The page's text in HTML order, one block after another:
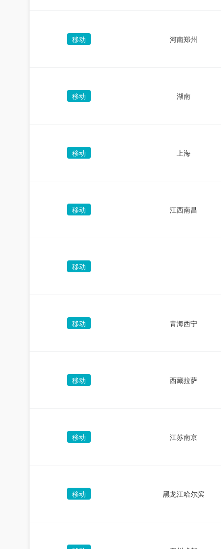
移动 河南郑州
移动 湖南
移动 上海
移动 江西南昌
移动
移动 青海西宁
移动 西藏拉萨
移动 江苏南京
移动 黑龙江哈尔滨